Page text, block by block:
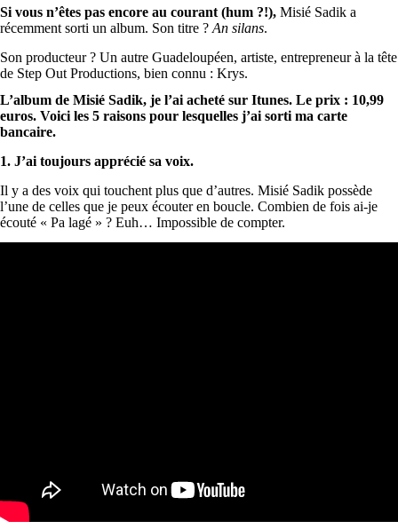
Si vous n’êtes pas encore au courant (hum ?!), Misié Sadik a
récemment sorti un album. Son titre ? An silans.
Son producteur ? Un autre Guadeloupéen, artiste, entrepreneur à la tête
de Step Out Productions, bien connu : Krys.
L’album de Misié Sadik, je l’ai acheté sur Itunes. Le prix : 10,99
euros. Voici les 5 raisons pour lesquelles j’ai sorti ma carte
bancaire.
1. J’ai toujours apprécié sa voix.
Il y a des voix qui touchent plus que d’autres. Misié Sadik possède
l’une de celles que je peux écouter en boucle. Combien de fois ai-je
écouté « Pa lagé » ? Euh… Impossible de compter.